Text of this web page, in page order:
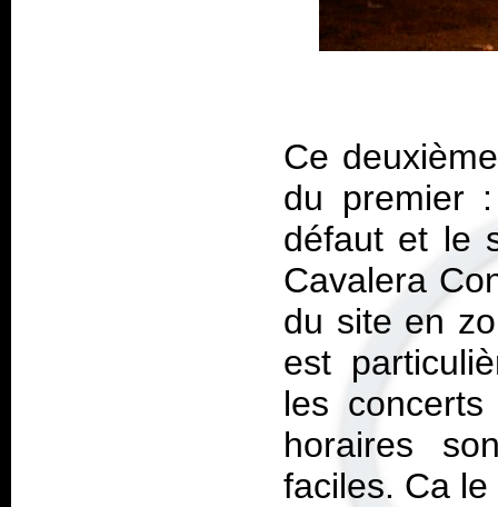
Ce
du premier
défaut et le
Cavalera
du site en
est
les
horaires
faciles. Ca